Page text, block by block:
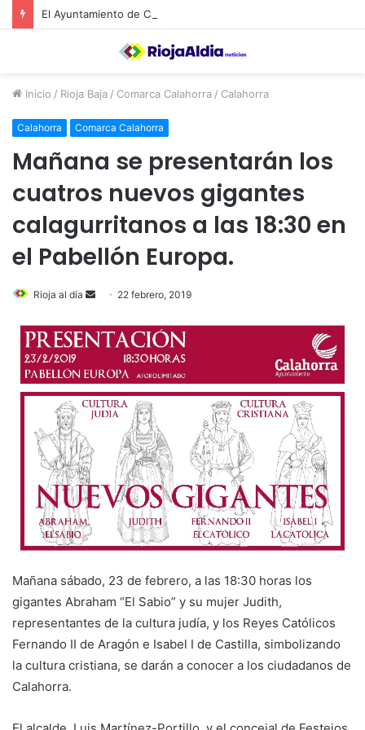
Inicio / Rioja Baja / Comarca Calahorra / Calahorra
Calahorra Comarca Calahorra
Mañana se presentarán los
cuatros nuevos gigantes
calagurritanos a las 18:30 en
el Pabellón Europa.
Rioja al día
n
a
n
e
l
22 febrero, 2019
Mañana sábado, 23 de febrero, a las 18:30 horas los
gigantes Abraham “El Sabio” y su mujer Judith,
representantes de la cultura judía, y los Reyes Católicos
Fernando II de Aragón e Isabel I de Castilla, simbolizando
la cultura cristiana, se darán a conocer a los ciudadanos de
Calahorra.